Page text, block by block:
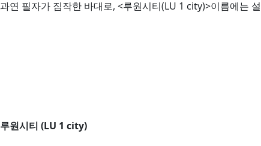
과연 필자가 짐작한 바대로, <루원시티(LU 1 city)>이름에는
루원시티 (LU 1 city)